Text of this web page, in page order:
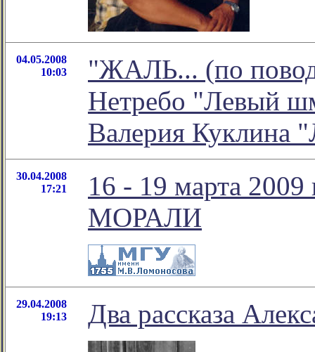
04.05.2008
10:03
"ЖАЛЬ... (по
Нетребо "Левый
Валерия Куклина
30.04.2008
17:21
16 - 19 марта
МОРАЛИ
29.04.2008
19:13
Два рассказа